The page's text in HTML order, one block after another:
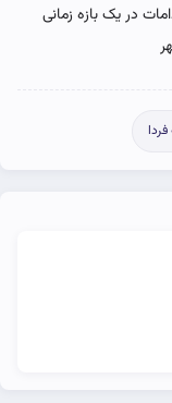
در یک بازه زمانی